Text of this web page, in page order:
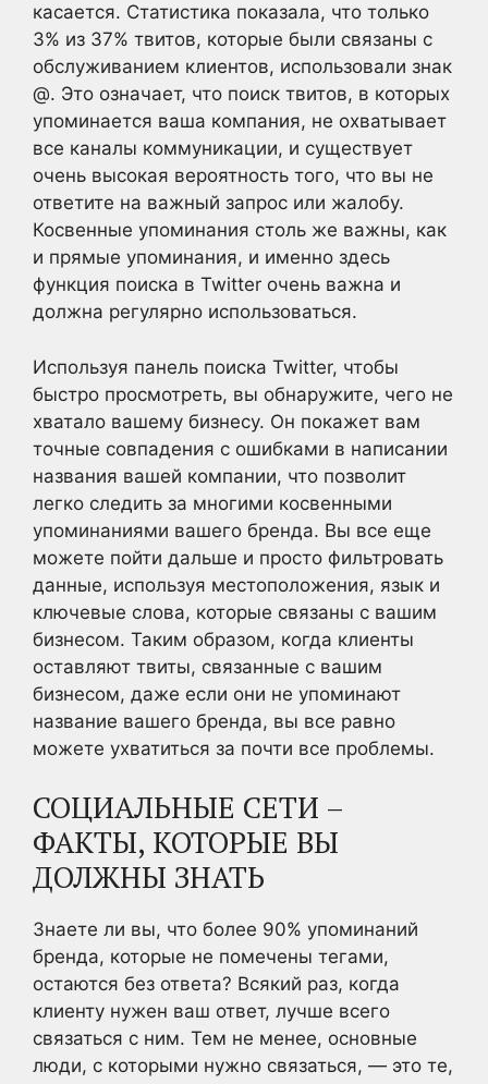
касается. Статистика показала, что только
3% из 37% твитов, которые были связаны с
обслуживанием клиентов, использовали знак
@. Это означает, что поиск твитов, в которых
упоминается ваша компания, не охватывает
все каналы коммуникации, и существует
очень высокая вероятность того, что вы не
ответите на важный запрос или жалобу.
Косвенные упоминания столь же важны, как
и прямые упоминания, и именно здесь
функция поиска в Twitter очень важна и
должна регулярно использоваться.
Используя панель поиска Twitter, чтобы
быстро просмотреть, вы обнаружите, чего не
хватало вашему бизнесу. Он покажет вам
точные совпадения с ошибками в написании
названия вашей компании, что позволит
легко следить за многими косвенными
упоминаниями вашего бренда. Вы все еще
можете пойти дальше и просто фильтровать
данные, используя местоположения, язык и
ключевые слова, которые связаны с вашим
бизнесом. Таким образом, когда клиенты
оставляют твиты, связанные с вашим
бизнесом, даже если они не упоминают
название вашего бренда, вы все равно
можете ухватиться за почти все проблемы.
СОЦИАЛЬНЫЕ СЕТИ –
ФАКТЫ, КОТОРЫЕ ВЫ
ДОЛЖНЫ ЗНАТЬ
Знаете ли вы, что более 90% упоминаний
бренда, которые не помечены тегами,
остаются без ответа? Всякий раз, когда
клиенту нужен ваш ответ, лучше всего
связаться с ним. Тем не менее, основные
люди, с которыми нужно связаться, — это те,